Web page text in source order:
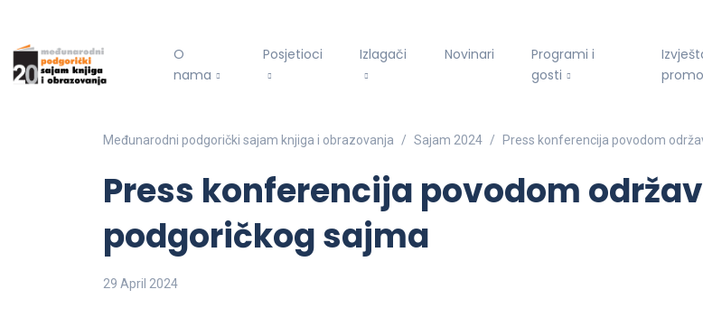
O
nama
Posjetioci Izlagači Novinari
Programi i
gosti
Međunarodni podgorički sajam knjiga i obrazovanja Sajam 2024 Press konferencija povodom
Press konferencija povodom
podgoričkog sajma
29 April 2024